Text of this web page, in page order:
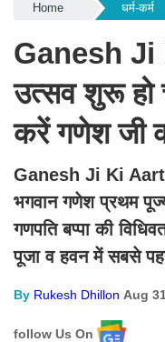
Home धर्म-कर्म
Ganesh Ji
उत्सव शुरू हो
करें गणेश जी
Ganesh Ji Ki
भगवान गणेश प्रथम
गणपति बप्पा की
पूजा व हवन में सबसे
By Rukesh Dhillon Aug
follow Us On